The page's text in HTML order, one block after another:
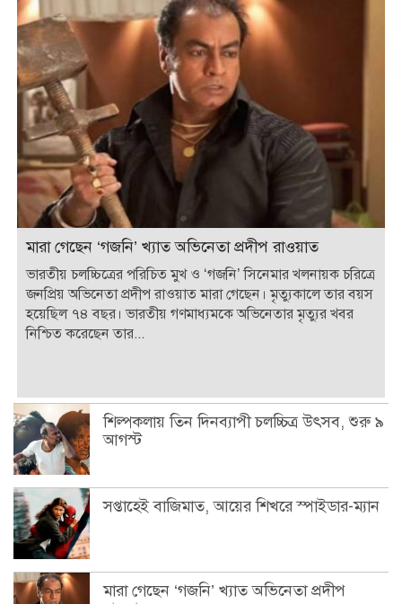
মারা গেছেন ‘গজনি’ খ্যাত অভিনেতা প্রদীপ রাওয়াত
ভারতীয় চলচ্চিত্রের পরিচিত মুখ ও ‘গজনি’ সিনেমার খলনায়ক চরিত্রে
জনপ্রিয় অভিনেতা প্রদীপ রাওয়াত মারা গেছেন। মৃত্যুকালে তার বয়স
হয়েছিল ৭৪ বছর। ভারতীয় গণমাধ্যমকে অভিনেতার মৃত্যুর খবর
নিশ্চিত করেছেন তার...
শিল্পকলায় তিন দিনব্যাপী চলচ্চিত্র উৎসব, শুরু ৯
আগস্ট
সপ্তাহেই বাজিমাত, আয়ের শিখরে স্পাইডার-ম্যান
মারা গেছেন ‘গজনি’ খ্যাত অভিনেতা প্রদীপ